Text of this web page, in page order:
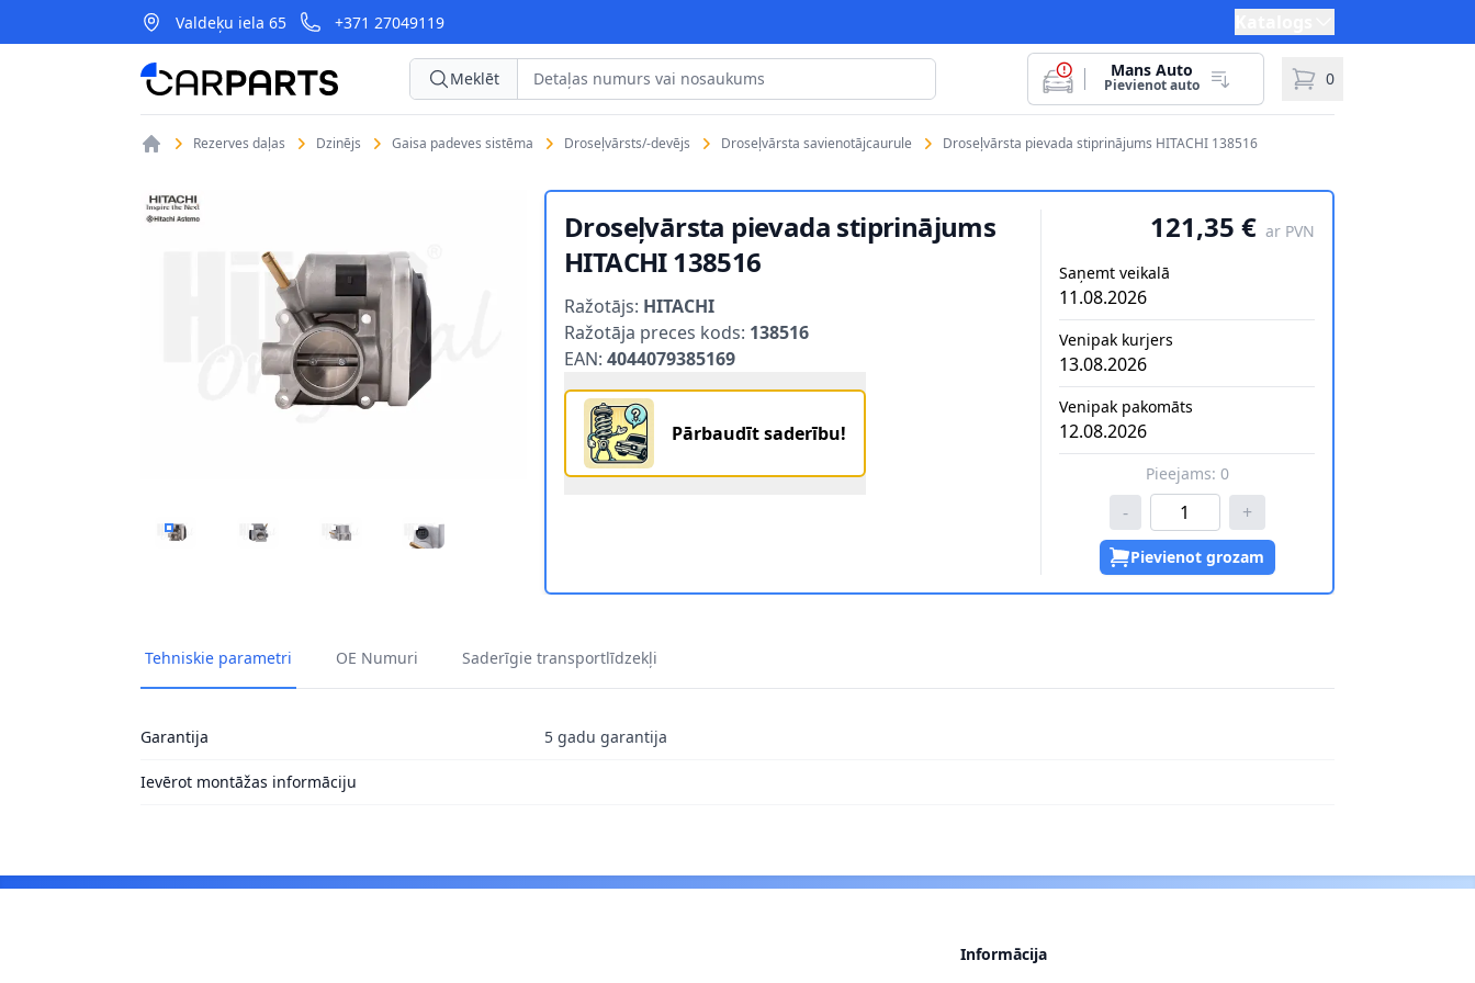
Valdeķu iela 65 +371 27049119
CarParts Meklēt Mans Auto
Pievienot auto 0
Rezerves daļas Dzinējs Gaisa padeves sistēma Droseļvārsts/-devējs Droseļvārsta savienotājcaurule Droseļvārsta pievada stiprinājums HITACHI 138516
DROSEĻVĀRSTA PIEVADA STIPRINĀJUMS HITACHI 138516 1
DROSEĻVĀRSTA PIEVADA STIPRINĀJUMS HITACHI 138516 2
DROSEĻVĀRSTA PIEVADA STIPRINĀJUMS HITACHI 138516 3
DROSEĻVĀRSTA PIEVADA STIPRINĀJUMS HITACHI 138516 4
Droseļvārsta pievada stiprinājums
HITACHI 138516
Ražotājs: HITACHI
Ražotāja preces kods: 138516
EAN: 4044079385169
Pārbaudīt saderību!
121,35 € ar PVN
Saņemt veikalā
11.08.2026
Venipak kurjers
13.08.2026
Venipak pakomāts
12.08.2026
Pieejams: 0
- +
Pievienot grozam
Tehniskie parametri OE Numuri Saderīgie transportlīdzekļi
Garantija 5 gadu garantija
Ievērot montāžas informāciju
Informācija